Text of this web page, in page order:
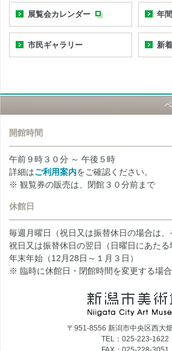
展覧会カレンダー 年
市民ギャラリー 新
開館時間
午前９時３０分 ～ 午後５時
詳細はご利用案内をご確認ください。
※ 観覧券の販売は、閉館３０分前まで
休館日
毎週月曜日（祝日又は振替休日の場合は、
祝日又は振替休日の翌日（日曜日にあたる
年末年始（12月28日～１月３日）
※ 臨時に休館日・閉館時間を変更する場合
〒951-8556 新潟市中央区西大
TEL：025-223-1622